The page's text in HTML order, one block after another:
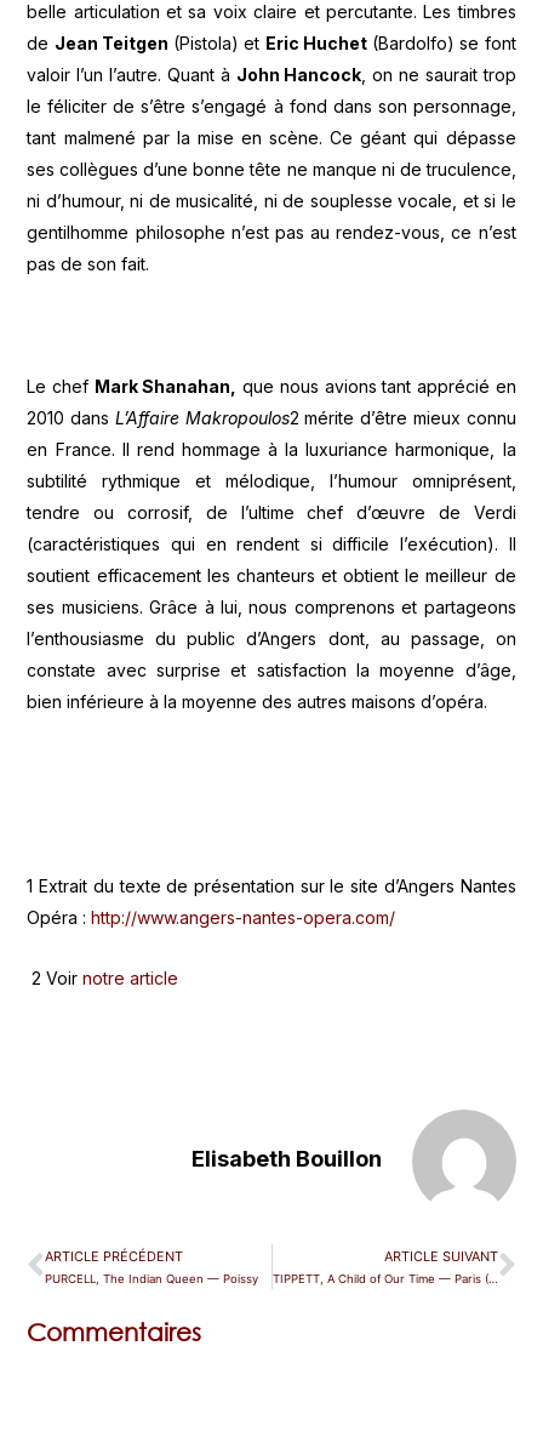
belle articulation et sa voix claire et percutante. Les timbres
de Jean Teitgen (Pistola) et Eric Huchet(Bardolfo) se font
valoir l’un l’autre. Quant à John Hancock, on ne saurait trop
le féliciter de s’être s’engagé à fond dans son personnage,
tant malmené par la mise en scène. Ce géant qui dépasse
ses collègues d’une bonne tête ne manque ni de truculence,
ni d’humour, ni de musicalité, ni de souplesse vocale, et si le
gentilhomme philosophe n’est pas au rendez-vous, ce n’est
pas de son fait.
Le chef Mark Shanahan, que nous avions tant apprécié en
2010 dans L’Affaire Makropoulos2 mérite d’être mieux connu
en France. Il rend hommage à la luxuriance harmonique, la
subtilité rythmique et mélodique, l’humour omniprésent,
tendre ou corrosif, de l’ultime chef d’œuvre de Verdi
(caractéristiques qui en rendent si difficile l’exécution). Il
soutient efficacement les chanteurs et obtient le meilleur de
ses musiciens. Grâce à lui, nous comprenons et partageons
l’enthousiasme du public d’Angers dont, au passage, on
constate avec surprise et satisfaction la moyenne d’âge,
bien inférieure à la moyenne des autres maisons d’opéra.
1 Extrait du texte de présentation sur le site d’Angers Nantes
Opéra :http://www.angers-nantes-opera.com/
2 Voirnotre article
Elisabeth Bouillon
ARTICLE PRÉCÉDENT
PURCELL, The Indian Queen — Poissy
ARTICLE SUIVANT
TIPPETT, A Child of Our Time — Paris (Pleyel)
Commentaires